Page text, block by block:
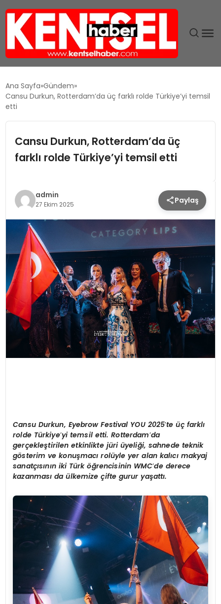
GÜNDEM
EĞITIM
MAGAZIN
KÜLTÜR & SANAT
SPOR
SAĞLIK
Ana Sayfa Gündem
Cansu Durkun, Rotterdam’da üç farklı rolde Türkiye’yi temsil
etti
Cansu Durkun, Rotterdam’da üç
farklı rolde Türkiye’yi temsil etti
admin
27 Ekim 2025 Paylaş
Cansu Durkun, Eyebrow Festival YOU 2025’te üç farklı
rolde Türkiye’yi temsil etti.Rotterdam’da
gerçekleştirilen etkinlikte jüri üyeliği, sahnede teknik
gösterim ve konuşmacı rolüyle yer alan kalıcı makyaj
sanatçısının iki Türk öğrencisinin WMC’de derece
kazanmasıdaülkemize çifte gurur yaşattı.